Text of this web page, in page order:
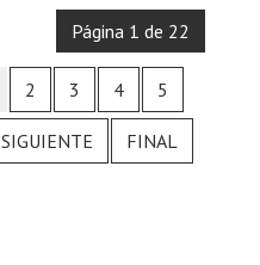
Página 1 de 22
2 3 4 5
SIGUIENTE FINAL